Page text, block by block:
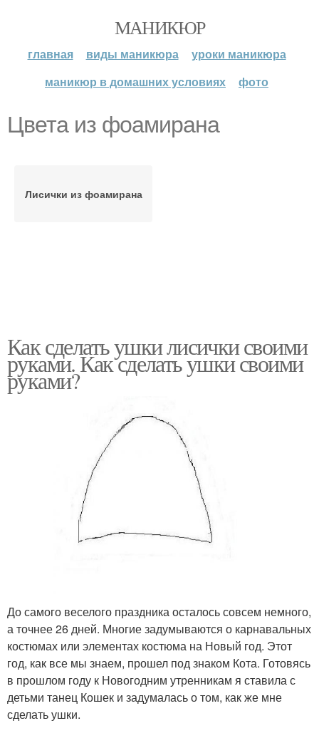
МАНИКЮР
главная виды маникюра
уроки маникюра
маникюр в домашних условиях
фото
Цвета из фоамирана
Лисички из фоамирана
Как сделать ушки лисички своими
руками. Как сделать ушки своими
руками?
До самого веселого праздника осталось совсем немного,
а точнее 26 дней. Многие задумываются о карнавальных
костюмах или элементах костюма на Новый год. Этот
год, как все мы знаем, прошел под знаком Кота. Готовясь
в прошлом году к Новогодним утренникам я ставила с
детьми танец Кошек и задумалась о том, как же мне
сделать ушки.